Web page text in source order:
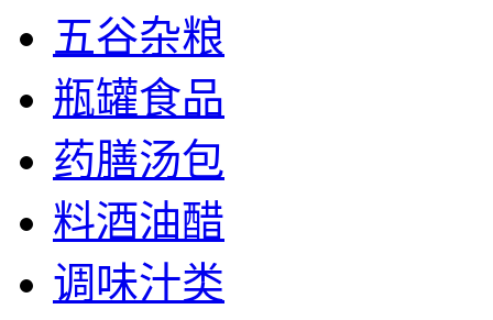
五谷杂粮
瓶罐食品
药膳汤包
料酒油醋
调味汁类